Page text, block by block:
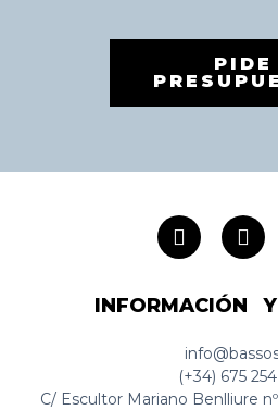
PIDE
INFORMACIÓN
(+34) 675
C/ Escultor Mariano Benlliure